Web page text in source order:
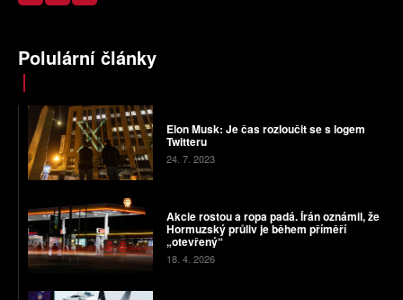
Polulární články
Elon Musk: Je čas rozloučit se s logem
Twitteru
24. 7. 2023
Akcie rostou a ropa padá. Írán oznámil, že
Hormuzský průliv je během příměří
„otevřený“
18. 4. 2026